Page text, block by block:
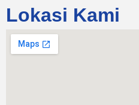
Lokasi Kami